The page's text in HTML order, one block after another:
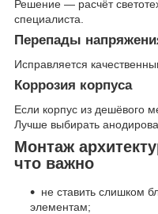
Решение — расчёт
специалиста.
Перепады
Исправляется
Коррозия корпуса
Если корпус из дешёвого
Лучше выбирать
Монтаж
что важно
не ставить слишком
элементам;